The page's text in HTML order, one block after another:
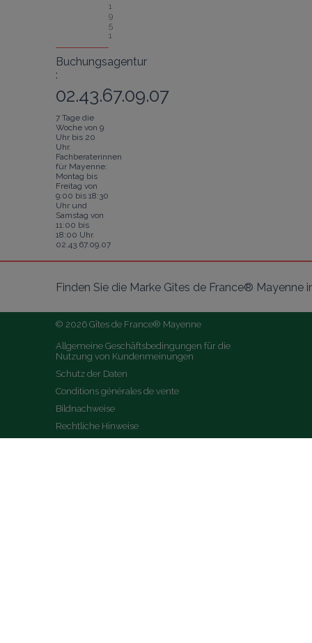
1
9
5
1
Buchungsagentur
:
02.43.67.09.07
7 Tage die
Woche von 9
Uhr bis 20
Uhr.
Fachberaterinnen
für Mayenne:
Montag bis
Freitag von
9:00 bis 18:30
Uhr und
Samstag von
11:00 bis
18:00 Uhr.
02.43.67.09.07
Finden Sie die Marke Gîtes de France® Mayenne
© 2026 Gîtes de France® Mayenne
Allgemeine Geschäftsbedingungen für die
Nutzung von Kundenmeinungen
Schutz der Daten
Conditions générales de vente
Bildnachweise
Rechtliche Hinweise